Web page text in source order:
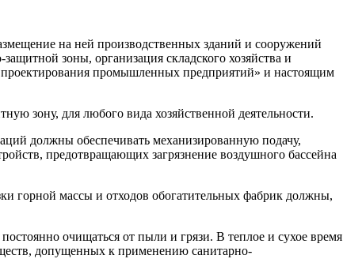
на ней производственных зданий и сооружений
зоны, организация складского хозяйства и
промышленных предприятий» и настоящим
зону, для любого вида хозяйственной деятельности.
должны обеспечивать механизированную подачу,
предотвращающих загрязне­ние воздушного бассейна
горной массы и отходов обогатительных фабрик должны,
очищаться от пыли и грязи. В теплое и сухое время
допущенных к приме­нению санитарно-